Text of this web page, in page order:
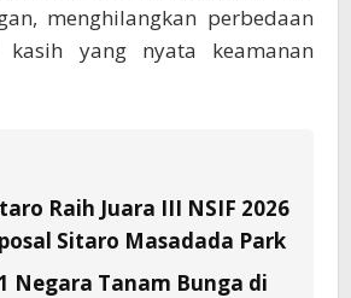
menghilangkan perbedaan
yang nyata keamanan
Raih Juara III NSIF 2026
Sitaro Masadada Park
Negara Tanam Bunga di